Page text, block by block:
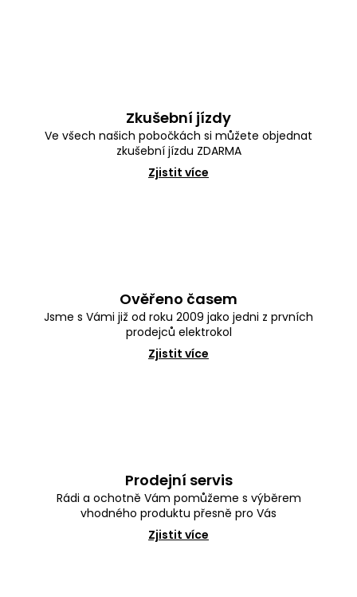
Zkušební jízdy
Ve všech našich pobočkách si můžete objednat
zkušební jízdu ZDARMA
Zjistit více
Ověřeno časem
Jsme s Vámi již od roku 2009 jako jedni z prvních
prodejců elektrokol
Zjistit více
Prodejní servis
Rádi a ochotně Vám pomůžeme s výběrem
vhodného produktu přesně pro Vás
Zjistit více